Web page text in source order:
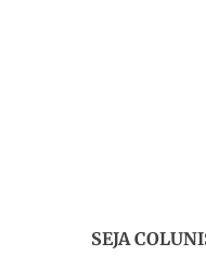
SEJA